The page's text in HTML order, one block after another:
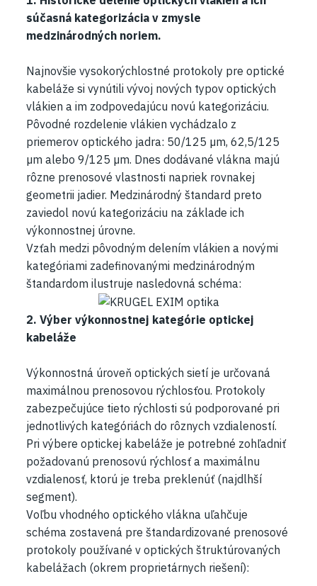
súčasná kategorizácia v zmysle
medzinárodných noriem.
Najnovšie vysokorýchlostné protokoly pre optické
kabeláže si vynútili vývoj nových typov optických
vlákien a im zodpovedajúcu novú kategorizáciu.
Pôvodné rozdelenie vlákien vychádzalo z
priemerov optického jadra: 50/125 µm, 62,5/125
µm alebo 9/125 µm. Dnes dodávané vlákna majú
rôzne prenosové vlastnosti napriek rovnakej
geometrii jadier. Medzinárodný štandard preto
zaviedol novú kategorizáciu na základe ich
výkonnostnej úrovne.
Vzťah medzi pôvodným delením vlákien a novými
kategóriami zadefinovanými medzinárodným
štandardom ilustruje nasledovná schéma:
2. Výber výkonnostnej kategórie optickej
kabeláže​
Výkonnostná úroveň optických sietí je určovaná
maximálnou prenosovou rýchlosťou. Protokoly
zabezpečujúce tieto rýchlosti sú podporované pri
jednotlivých kategóriách do rôznych vzdialeností.
Pri výbere optickej kabeláže je potrebné zohľadniť
požadovanú prenosovú rýchlosť a maximálnu
vzdialenosť, ktorú je treba preklenúť (najdlhší
segment).
Voľbu vhodného optického vlákna uľahčuje
schéma zostavená pre štandardizované prenosové
protokoly používané v optických štruktúrovaných
kabelážach (okrem proprietárnych riešení):